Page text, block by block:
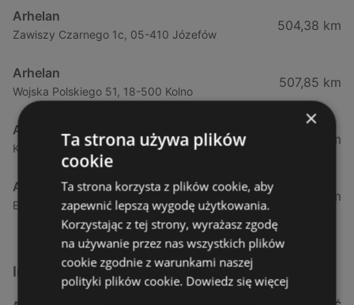
Arhelan
Zawiszy Czarnego 1c, 05-410 Józefów
504,38 km
Arhelan
Wojska Polskiego 51, 18-500 Kolno
507,85 km
Arhelan
Kolejowa 18, 05-074 Hipolitów
508,96 km
Arhelan
Ełcka 4, 19-330 Stare Juchy
518,02 km
Inne sklepy Supermarkety w pobliżu
×
Ta strona używa plików
cookie
Ta strona korzysta z plików cookie, aby
zapewnić lepszą wygodę użytkowania.
Korzystając z tej strony, wyrażasz zgodę
na używanie przez nas wszystkich plików
cookie zgodnie z warunkami naszej
polityki plików cookie. Dowiedz się więcej